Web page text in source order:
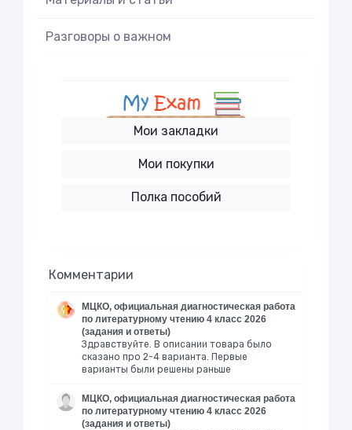
Разговоры о важном
Мои закладки
Мои покупки
Полка пособий
Комментарии
МЦКО, официальная диагностическая работа
по литературному чтению 4 класс 2026
(задания и ответы)
Здравствуйте. В описании товара было
сказано про 2-4 варианта. Первые
варианты были решены раньше
МЦКО, официальная диагностическая работа
по литературному чтению 4 класс 2026
(задания и ответы)